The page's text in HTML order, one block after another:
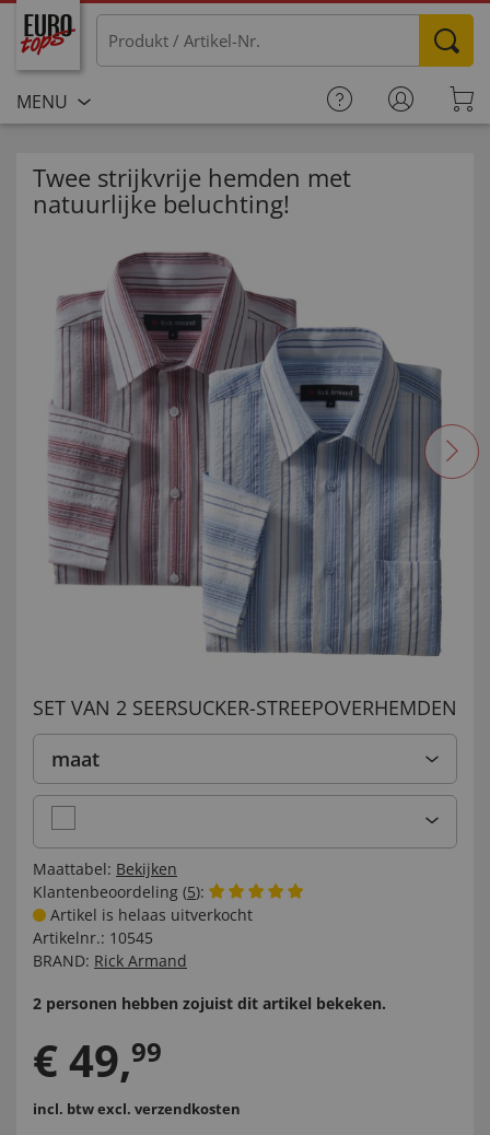
MENU
Twee strijkvrije hemden met
natuurlijke beluchting!
SET VAN 2 SEERSUCKER-STREEPOVERHEMDEN
maat
Maattabel: Bekijken
Klantenbeoordeling (5):
Artikel is helaas uitverkocht
Artikelnr.: 10545
BRAND: Rick Armand
2 personen hebben zojuist dit artikel bekeken.
€49,99
incl. btwexcl. verzendkosten